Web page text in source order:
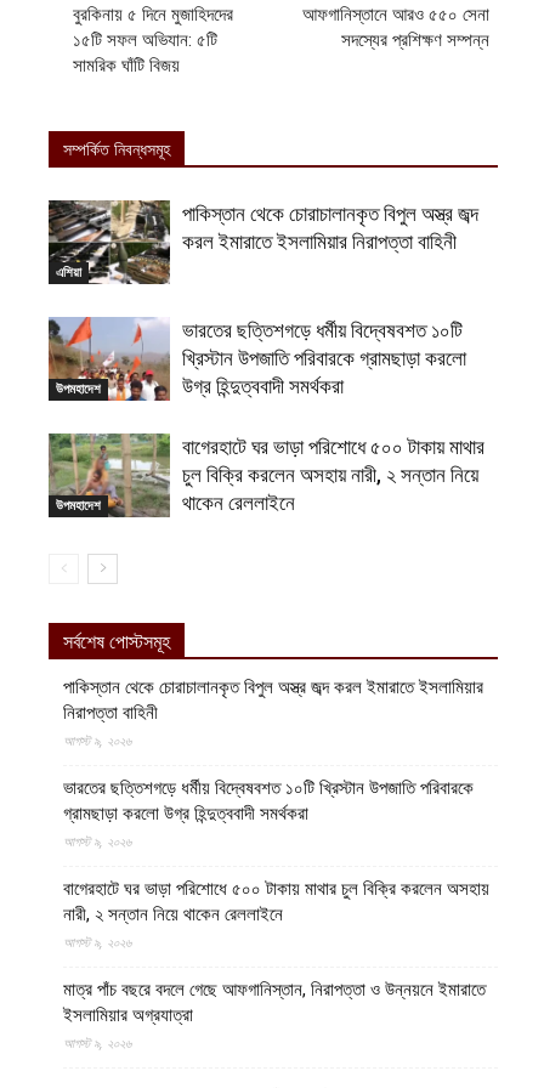
বুরকিনায় ৫ দিনে মুজাহিদদের
১৫টি সফল অভিযান: ৫টি
সামরিক ঘাঁটি বিজয়
আফগানিস্তানে আরও ৫৫০ সেনা
সদস্যের প্রশিক্ষণ সম্পন্ন
সম্পর্কিত নিবন্ধসমূহ
এশিয়া
পাকিস্তান থেকে চোরাচালানকৃত বিপুল অস্ত্র জব্দ
করল ইমারাতে ইসলামিয়ার নিরাপত্তা বাহিনী
উপমহাদেশ
ভারতের ছত্তিশগড়ে ধর্মীয় বিদ্বেষবশত ১০টি
খ্রিস্টান উপজাতি পরিবারকে গ্রামছাড়া করলো
উগ্র হিন্দুত্ববাদী সমর্থকরা
উপমহাদেশ
বাগেরহাটে ঘর ভাড়া পরিশোধে ৫০০ টাকায় মাথার
চুল বিক্রি করলেন অসহায় নারী, ২ সন্তান নিয়ে
থাকেন রেললাইনে
সর্বশেষ পোস্টসমূহ
পাকিস্তান থেকে চোরাচালানকৃত বিপুল অস্ত্র জব্দ করল ইমারাতে ইসলামিয়ার
নিরাপত্তা বাহিনী
আগস্ট ৯, ২০২৬
ভারতের ছত্তিশগড়ে ধর্মীয় বিদ্বেষবশত ১০টি খ্রিস্টান উপজাতি পরিবারকে
গ্রামছাড়া করলো উগ্র হিন্দুত্ববাদী সমর্থকরা
আগস্ট ৯, ২০২৬
বাগেরহাটে ঘর ভাড়া পরিশোধে ৫০০ টাকায় মাথার চুল বিক্রি করলেন অসহায়
নারী, ২ সন্তান নিয়ে থাকেন রেললাইনে
আগস্ট ৯, ২০২৬
মাত্র পাঁচ বছরে বদলে গেছে আফগানিস্তান, নিরাপত্তা ও উন্নয়নে ইমারাতে
ইসলামিয়ার অগ্রযাত্রা
আগস্ট ৯, ২০২৬